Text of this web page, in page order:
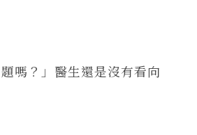
？」醫生還是沒有看向